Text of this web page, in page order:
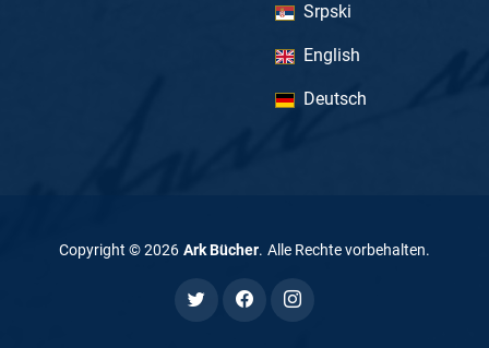
Srpski
English
Deutsch
Copyright ©2026 Ark Bücher. Alle Rechte vorbehalten.